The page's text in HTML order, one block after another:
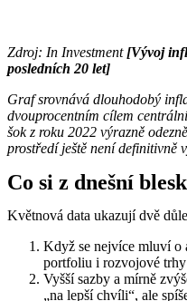
Zdroj: In Investment [Vývoj
posledních 20 let]
Graf srovnává dlouhodobý
dvouprocentním cílem
šok z roku 2022 výrazně
prostředí ještě není definitivně
Co si z dnešní
Květnová data ukazují dvě
Když se nejvíce mluví o
portfoliu i rozvojové trhy
Vyšší sazby a mírně
„na lepší chvíli“, ale